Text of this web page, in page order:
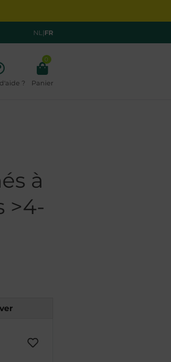
NL|FR
?
0
Panier
à
>4-